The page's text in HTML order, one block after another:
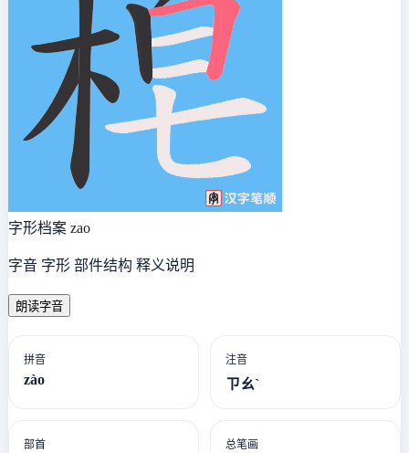
字形档案 zao
字音 字形 部件结构 释义说明
朗读字音
拼音
zào
注音
ㄗㄠˋ
部首 总笔画